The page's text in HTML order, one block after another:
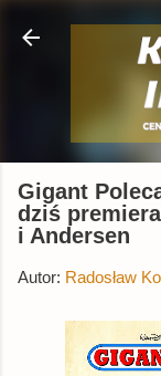
Gigant
dziś
i Andersen
Autor: Radosław